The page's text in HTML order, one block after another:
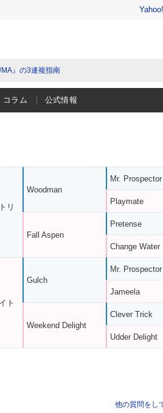
』の3連複指南
コラム 公式情報
リ
ト
Woodman
Fall Aspen
Gulch
Weekend Delight
Mr. Prospector
Playmate
Pretense
Change Water
Mr. Prospector
Jameela
Clever Trick
Udder Delight
他の質問をし